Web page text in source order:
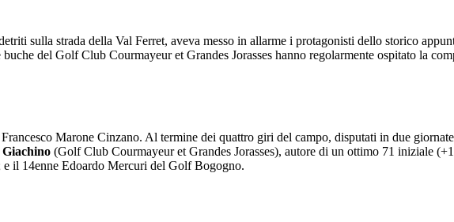
sulla strada della Val Ferret, aveva messo in allarme i protagonisti dello storico
del Golf Club Courmayeur et Grandes Jorasses hanno regolarmente ospitato la
Marone Cinzano. Al termine dei quattro giri del campo, disputati in due
(Golf Club Courmayeur et Grandes Jorasses), autore di un ottimo 71 iniziale
il 14enne Edoardo Mercuri del Golf Bogogno.